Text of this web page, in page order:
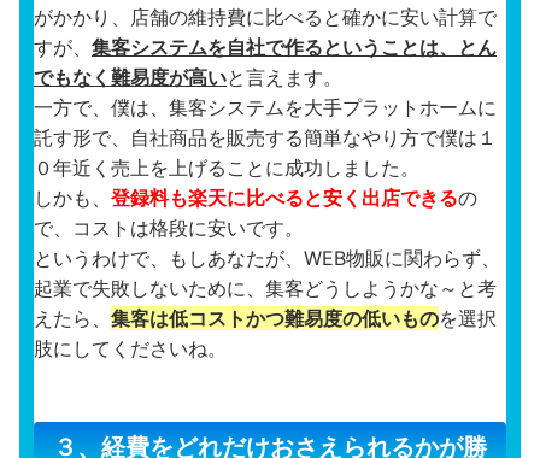
がかかり、店舗の維持費に比べると確かに安い計算で
すが、 集客システムを自社で作るということは、とん
でもなく難易度が高いと言えます。
一方で、僕は、集客システムを大手プラットホームに
託す形で、自社商品を販売する簡単なやり方で僕は１
０年近く売上を上げることに成功しました。
しかも、 登録料も楽天に比べると安く出店できるの
で、コストは格段に安いです。
というわけで、もしあなたが、WEB物販に関わらず、
起業で失敗しないために、集客どうしようかな～と考
えたら、 集客は低コストかつ難易度の低いものを選択
肢にしてくださいね。
３、経費をどれだけおさえられるかが勝